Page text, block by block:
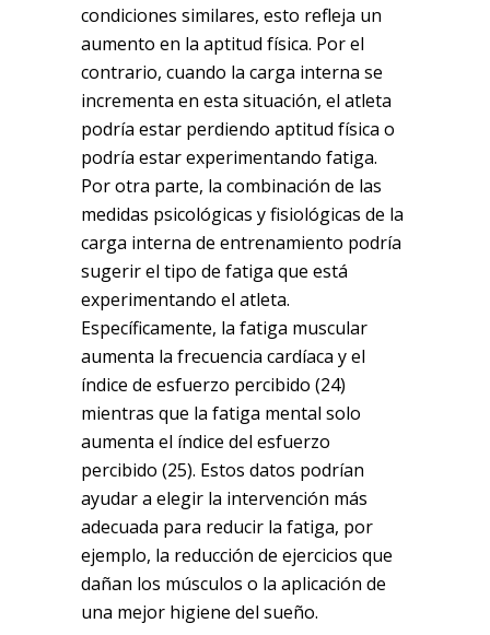
condiciones similares, esto refleja un
aumento en la aptitud física. Por el
contrario, cuando la carga interna se
incrementa en esta situación, el atleta
podría estar perdiendo aptitud física o
podría estar experimentando fatiga.
Por otra parte, la combinación de las
medidas psicológicas y fisiológicas de la
carga interna de entrenamiento podría
sugerir el tipo de fatiga que está
experimentando el atleta.
Específicamente, la fatiga muscular
aumenta la frecuencia cardíaca y el
índice de esfuerzo percibido (24)
mientras que la fatiga mental solo
aumenta el índice del esfuerzo
percibido (25). Estos datos podrían
ayudar a elegir la intervención más
adecuada para reducir la fatiga, por
ejemplo, la reducción de ejercicios que
dañan los músculos o la aplicación de
una mejor higiene del sueño.